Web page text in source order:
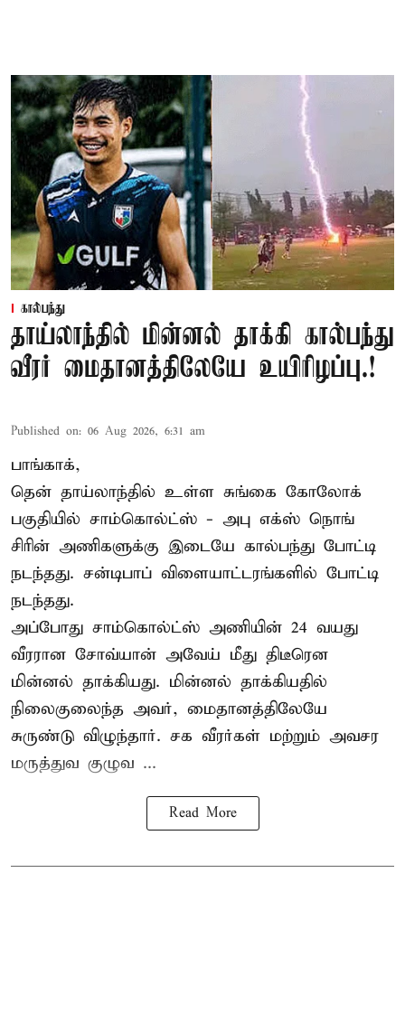
கால்பந்து
தாய்லாந்தில் மின்னல் தாக்கி கால்பந்து
வீரர் மைதானத்திலேயே உயிரிழப்பு.!
Published on: 06 Aug 2026, 6:31 am
பாங்காக்,
தென் தாய்லாந்தில் உள்ள சுங்கை கோலோக்
பகுதியில் சாம்கொல்ட்ஸ் - அபு எக்ஸ் நொங்
சிரின் அணிகளுக்கு இடையே கால்பந்து போட்டி
நடந்தது. சன்டிபாப் விளையாட்டரங்களில் போட்டி
நடந்தது.
அப்போது சாம்கொல்ட்ஸ் அணியின் 24 வயது
வீரரான சோவ்யான் அவேய் மீது திடீரென
மின்னல் தாக்கியது. மின்னல் தாக்கியதில்
நிலைகுலைந்த அவர், மைதானத்திலேயே
சுருண்டு விழுந்தார். சக வீரர்கள் மற்றும் அவசர
மருத்துவ குழுவ ...
Read More